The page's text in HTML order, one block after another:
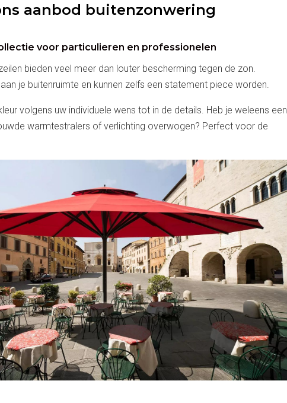
aanbod buitenzonwering
voor particulieren en professionelen
bieden veel meer dan louter bescherming tegen de zon.
je buitenruimte en kunnen zelfs een statement piece worden.
volgens uw individuele wens tot in de details. Heb je weleens een
warmtestralers of verlichting overwogen? Perfect voor de